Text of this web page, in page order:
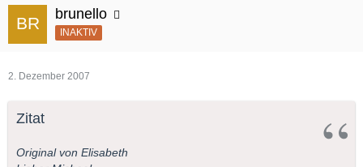
brunello
INAKTIV
2. Dezember 2007
Zitat
Original von Elisabeth